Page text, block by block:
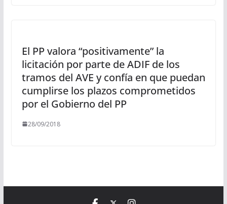
El PP valora “positivamente” la
licitación por parte de ADIF de los
tramos del AVE y confía en que puedan
cumplirse los plazos comprometidos
por el Gobierno del PP
28/09/2018